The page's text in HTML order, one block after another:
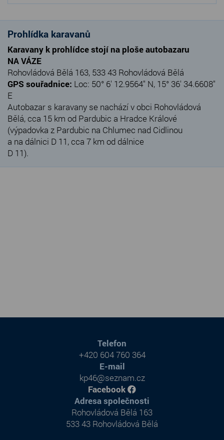
Prohlídka karavanů
Karavany k prohlídce stojí na ploše autobazaru
NA VÁZE
Rohovládová Bělá 163, 533 43 Rohovládová Bělá
GPS souřadnice: Loc: 50° 6' 12.9564" N, 15° 36' 34.6608"
E
Autobazar s karavany se nachází v obci Rohovládová
Bělá, cca 15 km od Pardubic a Hradce Králové
(výpadovka z Pardubic na Chlumec nad Cidlinou
a na dálnici D 11, cca 7 km od dálnice
D 11).
Adresa společnosti
Rohovládová Bělá 163
533 43 Rohovládová Bělá
Telefon
+420 604 760 364
E-mail
kp46@seznam.cz
Facebook